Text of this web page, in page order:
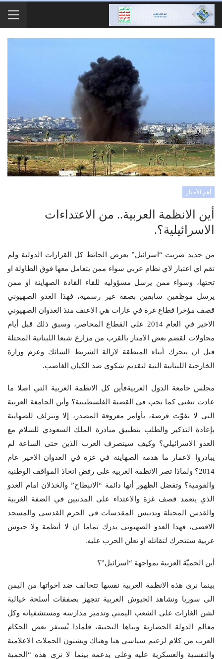
أهم الأخبار
أين الانظمة العربية.. من الاعتداءات
الاسرائيلية؟.
من جديد ضربت “اسرائيل” بعرض الحائط كل القرارات الدولية ولم
تقم اي اعتبار لاي نظام عربي سواء ممن يتعامل معها فوق الطاولة او
تحتها، وسواء ممن يرسل مسؤوليه للقاء القادة الصهاينة او ممن
يرسل موظفين سابقين بصفة غير رسمية، فهذا العدو الصهيوني
قصف مؤخرا قطاع غرة في غارات هي الاعنف منذ العدوان الصهيوني
الاخير في العام 2014 على القطاع المحاصر، وسبق ذلك قبل أيام
محاولات لقضم بعض الامتار بالقرب من مزارع شبعا اللبنانية المحتلة
قبل ان يتحرك أبناء المنطقة لازالة الشريط الشائك وعزم وزارة
الخارجية اللبنانية النية لتقديم شكوى ضد الكيان الغاصب.
مجلس جامعة الدول العربيةفأين كل الانظمة العربية التي اصلا ما
عادت تتغنى كما يجب في القضية الفلسطينية؟ وأين الجامعة العربية
التي لا تفوّت فرصة، بأوامر معروفة المصدر، إلا وتتزلف للصهاينة
بإعادة التذكير والطلب بتطبيق مبادرة الملك السعودي للسلام مع
العدو الاسرائيلي؟ وكيف سيتصرف العرب الذين حتى الساعة لم
يبادروا لاعمار ما هدمه الصهاينة في غزة في العدوان الاخير عام
2014؟ ولماذا تصر الانظمة العربية على رفض اتخاذ المواقف الوطنية
والقومية؟ وتفضل الظهور أنها دائمة “الانبطاح” والخذلان امام العدو
الذي يتعمد قصف غزة والاعتداء على المدنيين في الضفة الغربية
والقدس المحتلة وتدنيس المقدسات في الحرم القدسي والمسجد
الاقصى، فهذا العدو الصهيوني يدرك تماما ان لا أنظمة ولا جيوش
عربية ستتحرك لتقاتله او تعلن الحرب عليه.
أين الحميّة العربية بمواجهة “اسرائيل”؟
بينما نرى هذه الانظمة العربية نفسها تتحالف ضد اخواتها من اليمن
الى سوريا ونشاهد الجيوش العربية تتجهز بصفقات أسلحة خيالية
لشن الغارات على الشعب اليمني وتدمير مدارسه ومستشفياته وكل
معالم الدولة الحضارية وبناها التحتية، فلماذا يُستفز بعض الحكام
العرب من كلام لزعيم سياسي هنا وهناك ويشنون الحملات الاعلامية
والنفسية والعسكرية عليه وعلى يدعمه بينما لا نرى هذه “الحمية